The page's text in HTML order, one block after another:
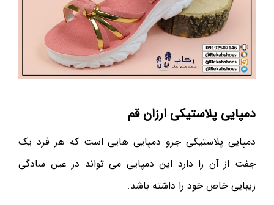
دمپایی پلاستیکی ارزان قم
دمپایی پلاستیکی جزو دمپایی هایی است که هر فرد یک
جفت از آن را دارد این دمپایی می تواند در عین سادگی
زیبایی خاص خود را داشته باشد.